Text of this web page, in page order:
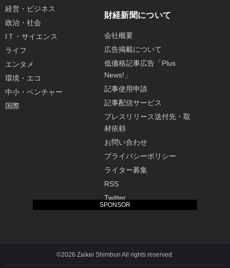
SPONSOR
経営・ビジネス
政治・社会
IＴ・サイエンス
ライフ
エンタメ
環境・エコ
中小・ベンチャー
国際
財経新聞について
会社概要
広告掲載について
低価格記事広告「Plus
News!」
記事使用申請
記事配信サービス
プレスリリース送付先・取
材依頼
お問い合わせ
プライバシーポリシー
ライター募集
RSS
Twitter
©2026 Zaikei Shimbun All rights reserved.